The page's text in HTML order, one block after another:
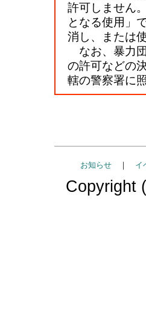
許可しません
となる使用」
消し、または
なお、暴力
の許可などの
轄の警察署に
お知らせ｜ イ
Copyright